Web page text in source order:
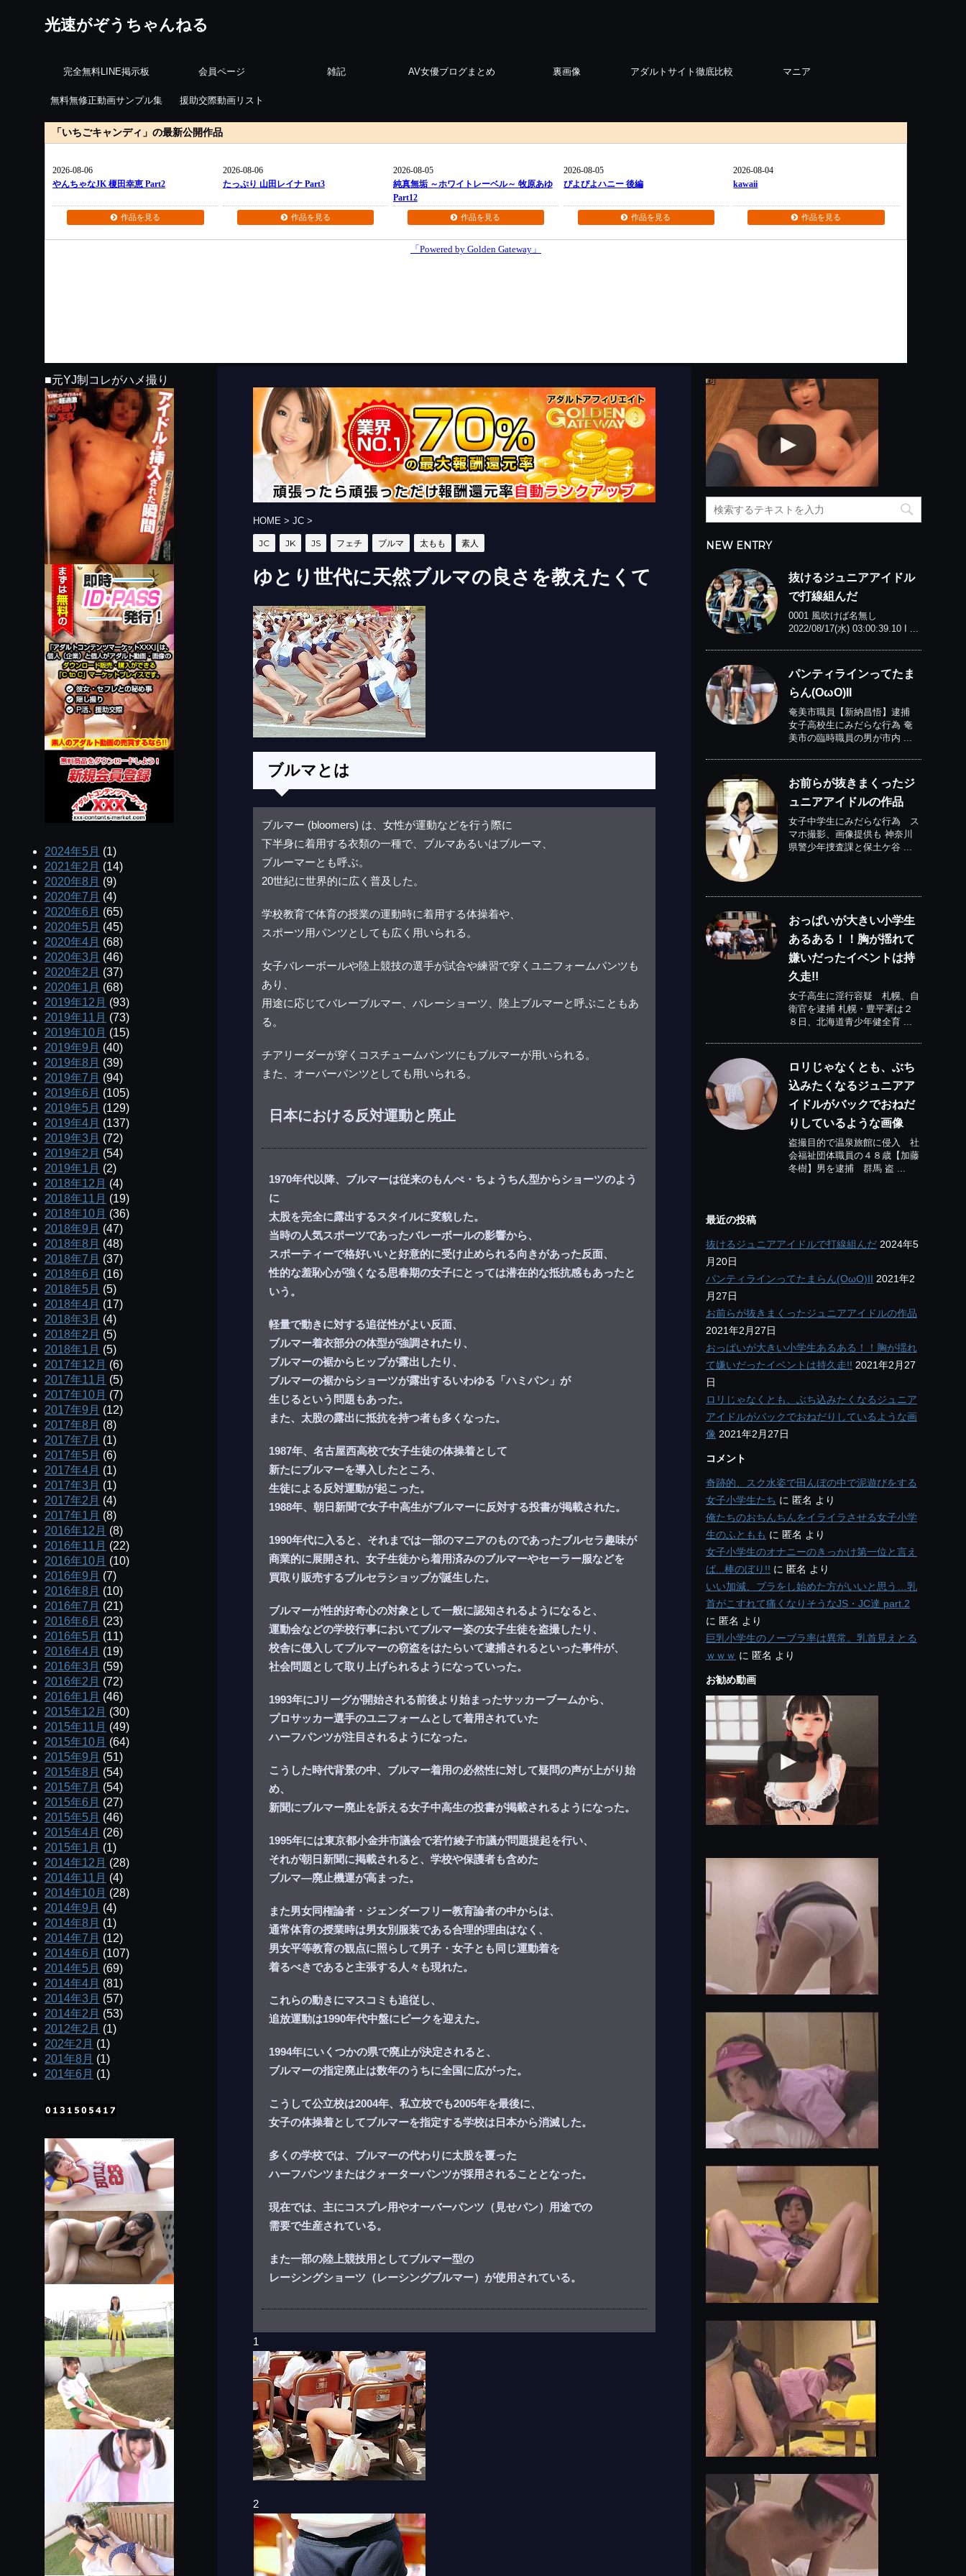
光速がぞうちゃんねる
完全無料LINE掲示板 会員ページ 雑記 AV女優ブログまとめ 裏画像 アダルトサイト徹底比較 マニア
無料無修正動画サンプル集 援助交際動画リスト
HOME > JC >
JC JK JS フェチ ブルマ 太もも 素人
ゆとり世代に天然ブルマの良さを教えたくて
ブルマとは
ブルマー (bloomers) は、女性が運動などを行う際に
下半身に着用する衣類の一種で、ブルマあるいはブルーマ、
ブルーマーとも呼ぶ。
20世紀に世界的に広く普及した。
学校教育で体育の授業の運動時に着用する体操着や、
スポーツ用パンツとしても広く用いられる。
女子バレーボールや陸上競技の選手が試合や練習で穿くユニフォームパンツも
あり、
用途に応じてバレーブルマー、バレーショーツ、陸上ブルマーと呼ぶこともあ
る。
チアリーダーが穿くコスチュームパンツにもブルマーが用いられる。
また、オーバーパンツとしても用いられる。
日本における反対運動と廃止
1970年代以降、ブルマーは従来のもんぺ・ちょうちん型からショーツのよう
に
太股を完全に露出するスタイルに変貌した。
当時の人気スポーツであったバレーボールの影響から、
スポーティーで格好いいと好意的に受け止められる向きがあった反面、
性的な羞恥心が強くなる思春期の女子にとっては潜在的な抵抗感もあったと
いう。
軽量で動きに対する追従性がよい反面、
ブルマー着衣部分の体型が強調されたり、
ブルマーの裾からヒップが露出したり、
ブルマーの裾からショーツが露出するいわゆる「ハミパン」が
生じるという問題もあった。
また、太股の露出に抵抗を持つ者も多くなった。
1987年、名古屋西高校で女子生徒の体操着として
新たにブルマーを導入したところ、
生徒による反対運動が起こった。
1988年、朝日新聞で女子中高生がブルマーに反対する投書が掲載された。
1990年代に入ると、それまでは一部のマニアのものであったブルセラ趣味が
商業的に展開され、女子生徒から着用済みのブルマーやセーラー服などを
買取り販売するブルセラショップが誕生した。
ブルマーが性的好奇心の対象として一般に認知されるようになると、
運動会などの学校行事においてブルマー姿の女子生徒を盗撮したり、
校舎に侵入してブルマーの窃盗をはたらいて逮捕されるといった事件が、
社会問題として取り上げられるようになっていった。
1993年にJリーグが開始される前後より始まったサッカーブームから、
プロサッカー選手のユニフォームとして着用されていた
ハーフパンツが注目されるようになった。
こうした時代背景の中、ブルマー着用の必然性に対して疑問の声が上がり始
め、
新聞にブルマー廃止を訴える女子中高生の投書が掲載されるようになった。
1995年には東京都小金井市議会で若竹綾子市議が問題提起を行い、
それが朝日新聞に掲載されると、学校や保護者も含めた
ブルマ―廃止機運が高まった。
また男女同権論者・ジェンダーフリー教育論者の中からは、
通常体育の授業時は男女別服装である合理的理由はなく、
男女平等教育の観点に照らして男子・女子とも同じ運動着を
着るべきであると主張する人々も現れた。
これらの動きにマスコミも追従し、
追放運動は1990年代中盤にピークを迎えた。
1994年にいくつかの県で廃止が決定されると、
ブルマーの指定廃止は数年のうちに全国に広がった。
こうして公立校は2004年、私立校でも2005年を最後に、
女子の体操着としてブルマーを指定する学校は日本から消滅した。
多くの学校では、ブルマーの代わりに太股を覆った
ハーフパンツまたはクォーターパンツが採用されることとなった。
現在では、主にコスプレ用やオーバーパンツ（見せパン）用途での
需要で生産されている。
また一部の陸上競技用としてブルマー型の
レーシングショーツ（レーシングブルマー）が使用されている。
1
2
NEW ENTRY
抜けるジュニアアイドル
で打線組んだ
0001 風吹けば名無し
2022/08/17(水) 03:00:39.10 I ...
パンティラインってたま
らん(OωO)II
奄美市職員【新納昌悟】逮捕
女子高校生にみだらな行為 奄
美市の臨時職員の男が市内 ...
お前らが抜きまくったジ
ュニアアイドルの作品
女子中学生にみだらな行為 ス
マホ撮影、画像提供も 神奈川
県警少年捜査課と保土ケ谷 ...
おっぱいが大きい小学生
あるある！！胸が揺れて
嫌いだったイベントは持
久走!!
女子高生に淫行容疑 札幌、自
衛官を逮捕 札幌・豊平署は２
８日、北海道青少年健全育 ...
ロリじゃなくとも、ぶち
込みたくなるジュニアア
イドルがバックでおねだ
りしているような画像
盗撮目的で温泉旅館に侵入 社
会福祉団体職員の４８歳【加藤
冬樹】男を逮捕 群馬 盗 ...
最近の投稿
抜けるジュニアアイドルで打線組んだ 2024年5
月20日
パンティラインってたまらん(OωO)II 2021年2
月27日
お前らが抜きまくったジュニアアイドルの作品
2021年2月27日
おっぱいが大きい小学生あるある！！胸が揺れ
て嫌いだったイベントは持久走!! 2021年2月27
日
ロリじゃなくとも、ぶち込みたくなるジュニア
アイドルがバックでおねだりしているような画
像 2021年2月27日
コメント
奇跡的、スク水姿で田んぼの中で泥遊びをする
女子小学生たち に 匿名 より
俺たちのおちんちんをイライラさせる女子小学
生のふともも に 匿名 より
女子小学生のオナニーのきっかけ第一位と言え
ば...棒のぼり!! に 匿名 より
いい加減、ブラをし始めた方がいいと思う…乳
首がこすれて痛くなりそうなJS・JC達 part.2
に 匿名 より
巨乳小学生のノーブラ率は異常。乳首見えとる
ｗｗｗ に 匿名 より
お勧め動画
■元YJ制コレがハメ撮り
2024年5月 (1)
2021年2月 (14)
2020年8月 (9)
2020年7月 (4)
2020年6月 (65)
2020年5月 (45)
2020年4月 (68)
2020年3月 (46)
2020年2月 (37)
2020年1月 (68)
2019年12月 (93)
2019年11月 (73)
2019年10月 (15)
2019年9月 (40)
2019年8月 (39)
2019年7月 (94)
2019年6月 (105)
2019年5月 (129)
2019年4月 (137)
2019年3月 (72)
2019年2月 (54)
2019年1月 (2)
2018年12月 (4)
2018年11月 (19)
2018年10月 (36)
2018年9月 (47)
2018年8月 (48)
2018年7月 (37)
2018年6月 (16)
2018年5月 (5)
2018年4月 (17)
2018年3月 (4)
2018年2月 (5)
2018年1月 (5)
2017年12月 (6)
2017年11月 (5)
2017年10月 (7)
2017年9月 (12)
2017年8月 (8)
2017年7月 (1)
2017年5月 (6)
2017年4月 (1)
2017年3月 (1)
2017年2月 (4)
2017年1月 (8)
2016年12月 (8)
2016年11月 (22)
2016年10月 (10)
2016年9月 (7)
2016年8月 (10)
2016年7月 (21)
2016年6月 (23)
2016年5月 (11)
2016年4月 (19)
2016年3月 (59)
2016年2月 (72)
2016年1月 (46)
2015年12月 (30)
2015年11月 (49)
2015年10月 (64)
2015年9月 (51)
2015年8月 (54)
2015年7月 (54)
2015年6月 (27)
2015年5月 (46)
2015年4月 (26)
2015年1月 (1)
2014年12月 (28)
2014年11月 (4)
2014年10月 (28)
2014年9月 (4)
2014年8月 (1)
2014年7月 (12)
2014年6月 (107)
2014年5月 (69)
2014年4月 (81)
2014年3月 (57)
2014年2月 (53)
2012年2月 (1)
202年2月 (1)
201年8月 (1)
201年6月 (1)